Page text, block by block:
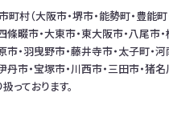
村（大阪市・堺市・能勢町・豊能町
條畷市・大東市・東大阪市・八尾市
市・羽曳野市・藤井寺市・太子町
丹市・宝塚市・川西市・三田市・猪
っております。